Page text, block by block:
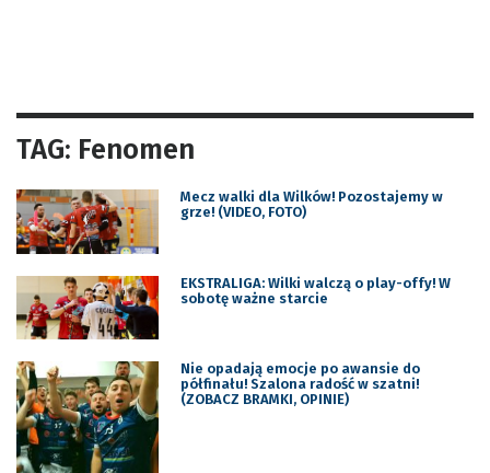
TAG: Fenomen
Mecz walki dla Wilków! Pozostajemy w
grze! (VIDEO, FOTO)
EKSTRALIGA: Wilki walczą o play-offy! W
sobotę ważne starcie
Nie opadają emocje po awansie do
półfinału! Szalona radość w szatni!
(ZOBACZ BRAMKI, OPINIE)